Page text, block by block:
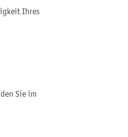
Ihres
Sie im